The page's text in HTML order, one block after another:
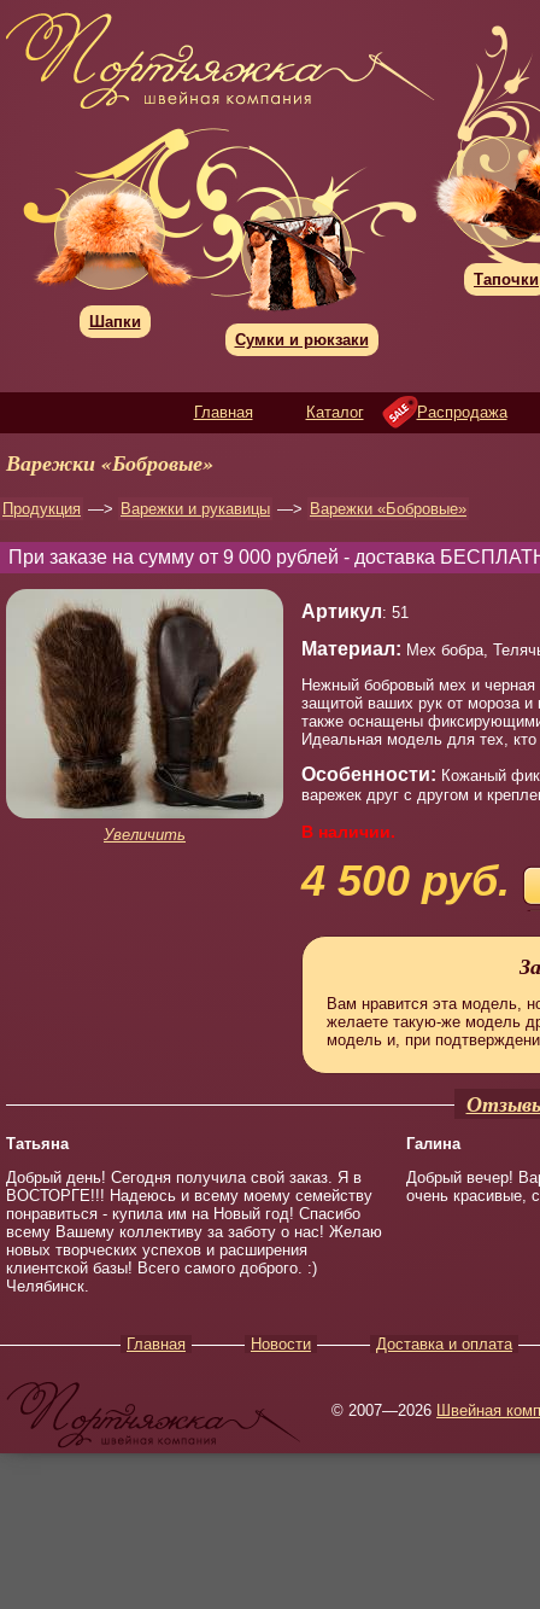
Шапки
Сумки и рюкзаки
Тапочки
Главная Каталог Распродажа
Варежки «Бобровые»
Продукция —> Варежки и рукавицы —> Варежки «Бобровые»
При заказе на сумму от 9 000 рублей - доставка
Увеличить
Артикул: 51
Материал: Мех бобра,
Нежный бобровый мех и черная
защитой ваших рук от мороза и
также оснащены
Идеальная модель для тех,
Особенности: Кожаный
варежек друг с другом и
В наличии.
4 500 руб.
Вам нравится эта модель,
желаете такую-же модель
модель и, при
Татьяна
Добрый день! Сегодня получила свой заказ. Я в
ВОСТОРГЕ!!! Надеюсь и всему моему семейству
понравиться - купила им на Новый год! Спасибо
всему Вашему коллективу за заботу о нас! Желаю
новых творческих успехов и расширения
клиентской базы! Всего самого доброго. :)
Челябинск.
Галина
Добрый вечер!
очень красивые,
Главная Новости Доставка и оплата
© 2007—2026 Швейная